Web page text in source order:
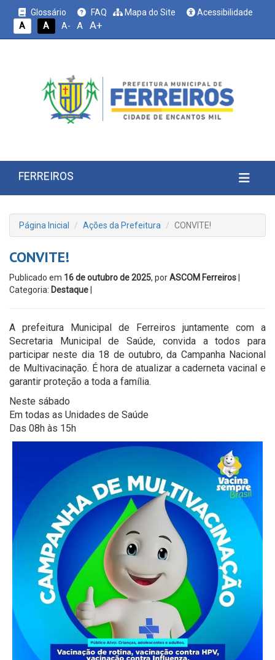
Glossário FAQ Mapa do Site
Acessibilidade
A
A A- A A+
FERREIROS
Página Inicial Ações da Prefeitura CONVITE!
CONVITE!
Publicado em 16 de outubro de 2025, porASCOM Ferreiros
Categoria: Destaque
A prefeitura Municipal de Ferreiros juntamente com a
Secretaria Municipal de Saúde, convida a todos para
participar neste dia 18 de outubro, da Campanha Nacional
de Multivacinação. É hora de atualizar a caderneta vacinal e
garantir proteção a toda a família.
Neste sábado
Em todas as Unidades de Saúde
Das 08h às 15h